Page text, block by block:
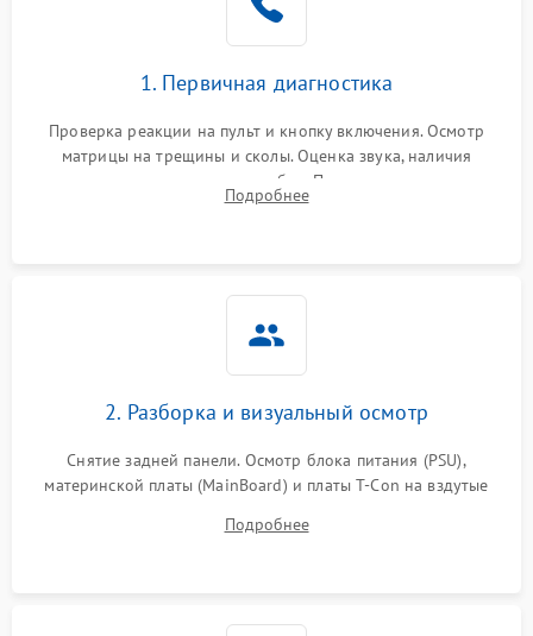
1. Первичная диагностика
Проверка реакции на пульт и кнопку включения. Осмотр
матрицы на трещины и сколы. Оценка звука, наличия
подсветки и индикаторов ошибок. Подключение тестовых
источников сигнала для выявления симптомов поломки.
Подробнее
2. Разборка и визуальный осмотр
Снятие задней панели. Осмотр блока питания (PSU),
материнской платы (MainBoard) и платы T-Con на вздутые
Проверка надежности фиксации и целостности шлейфов.
Подробнее